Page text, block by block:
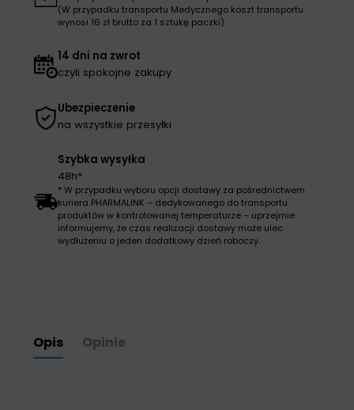
(W przypadku transportu Medycznego koszt transportu
wynosi 16 zł brutto za 1 sztukę paczki)
14 dni na zwrot
czyli spokojne zakupy
Ubezpieczenie
na wszystkie przesyłki
Szybka wysyłka
48h*
* W przypadku wyboru opcji dostawy za pośrednictwem
kuriera PHARMALINK – dedykowanego do transportu
produktów w kontrolowanej temperaturze – uprzejmie
informujemy, że czas realizacji dostawy może ulec
wydłużeniu o jeden dodatkowy dzień roboczy.
Opis Opinie